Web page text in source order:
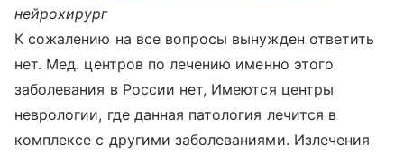
нейрохирург
К сожалению на все вопросы вынужден ответить
нет. Мед. центров по лечению именно этого
заболевания в России нет, Имеются центры
неврологии, где данная патология лечится в
комплексе с другими заболеваниями. Излечения